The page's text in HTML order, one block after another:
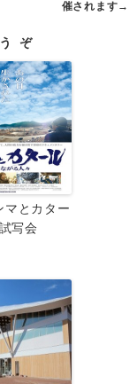
催されます→
ぞ
マとカター
写会